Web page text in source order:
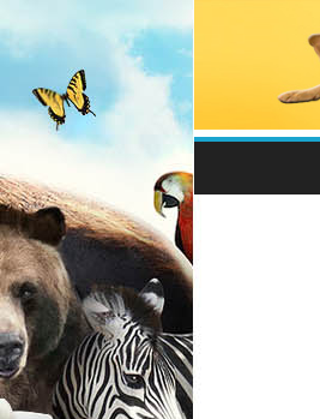
Állatvilág